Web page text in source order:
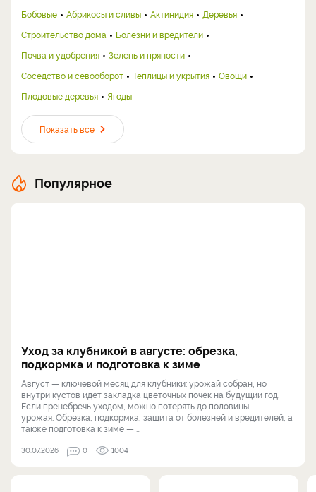
Бобовые
Абрикосы и сливы Актинидия
Деревья
Строительство дома
Болезни и вредители
Почва и удобрения
Зелень и пряности
Соседство и севооборот
Теплицы и укрытия
Овощи
Плодовые деревья
Ягоды
Показать все
Популярное
Уход за клубникой в августе: обрезка,
подкормка и подготовка к зиме
Август — ключевой месяц для клубники: урожай собран, но
внутри кустов идёт закладка цветочных почек на будущий год.
Если пренебречь уходом, можно потерять до половины
урожая. Обрезка, подкормка, защита от болезней и вредителей, а
также подготовка к зиме — ...
30.07.2026 0 1004